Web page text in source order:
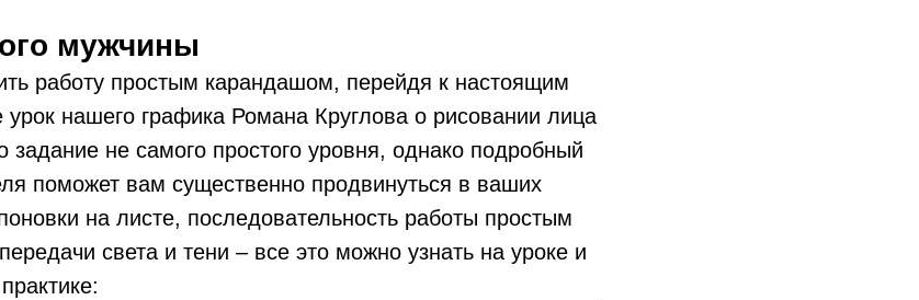
мужчины
работу простым карандашом, перейдя к настоящим
урок нашего графика Романа Круглова о рисовании лица
не самого простого уровня, однако подробный
поможет вам существенно продвинуться в ваших
на листе, последовательность работы простым
света и тени – все это можно узнать на уроке и